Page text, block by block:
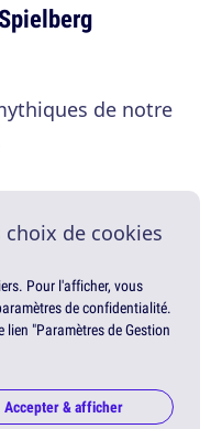
de notre
de cookies
Pour l'afficher, vous
de confidentialité.
"Paramètres de Gestion
Accepter & afficher